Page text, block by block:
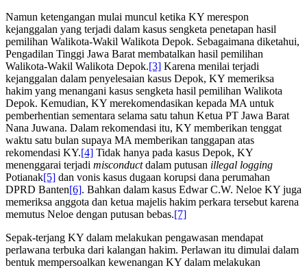
Namun ketengangan mulai muncul ketika KY merespon
kejanggalan yang terjadi dalam kasus sengketa penetapan hasil
pemilihan Walikota-Wakil Walikota Depok. Sebagaimana diketahui,
Pengadilan Tinggi Jawa Barat membatalkan hasil pemilihan
Walikota-Wakil Walikota Depok.[3] Karena menilai terjadi
kejanggalan dalam penyelesaian kasus Depok, KY memeriksa
hakim yang menangani kasus sengketa hasil pemilihan Walikota
Depok. Kemudian, KY merekomendasikan kepada MA untuk
pemberhentian sementara selama satu tahun Ketua PT Jawa Barat
Nana Juwana. Dalam rekomendasi itu, KY memberikan tenggat
waktu satu bulan supaya MA memberikan tanggapan atas
rekomendasi KY.[4] Tidak hanya pada kasus Depok, KY
menenggarai terjadi misconductdalam putusan illegal logging
Potianak[5] dan vonis kasus dugaan korupsi dana perumahan
DPRD Banten[6]. Bahkan dalam kasus Edwar C.W. Neloe KY juga
memeriksa anggota dan ketua majelis hakim perkara tersebut karena
memutus Neloe dengan putusan bebas.[7]
Sepak-terjang KY dalam melakukan pengawasan mendapat
perlawana terbuka dari kalangan hakim. Perlawan itu dimulai dalam
bentuk mempersoalkan kewenangan KY dalam melakukan